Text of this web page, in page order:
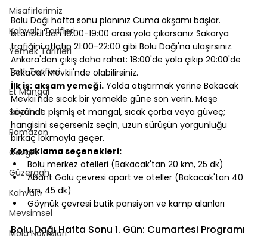
Misafirlerimiz
Kahvaltı Tarifleri
Yemek Tarifleri
Tatlı Tarifleri
Et Mangal
Seyahat
Ramazan
Gezgin
Güzergah
Kahvaltı
Mevsimsel
Mola Noktaları
⠀
Bolu Dağı hafta sonu planınız Cuma akşamı başlar.
İstanbul'dan 18:00-19:00 arası yola çıkarsanız Sakarya
trafiğini atlatıp 21:00-22:00 gibi Bolu Dağı'na ulaşırsınız.
Ankara'dan çıkış daha rahat: 18:00'de yola çıkıp 20:00'de
Bakacak Mevkii'nde olabilirsiniz.
İlk iş: akşam yemeği. Yolda atıştırmak yerine Bakacak
Mevkii'nde sıcak bir yemekle güne son verin. Meşe
közünde pişmiş et mangal, sıcak çorba veya güveç;
hangisini seçerseniz seçin, uzun sürüşün yorgunluğu
birkaç lokmayla geçer.
Konaklama seçenekleri:
Bolu merkez otelleri (Bakacak'tan 20 km, 25 dk)
Abant Gölü çevresi apart ve oteller (Bakacak'tan 40
km, 45 dk)
Göynük çevresi butik pansiyon ve kamp alanları
⠀
Bolu Dağı Hafta Sonu 1. Gün: Cumartesi Programı